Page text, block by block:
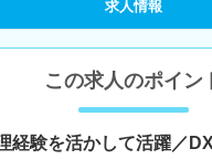
求人情報
この求人のポイン
経験を活かして活躍／